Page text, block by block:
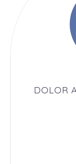
DOLOR